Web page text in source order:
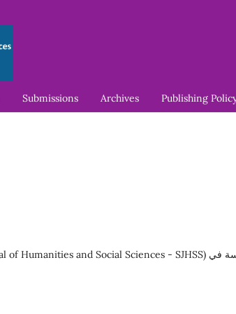
Submissions Archives Publishing